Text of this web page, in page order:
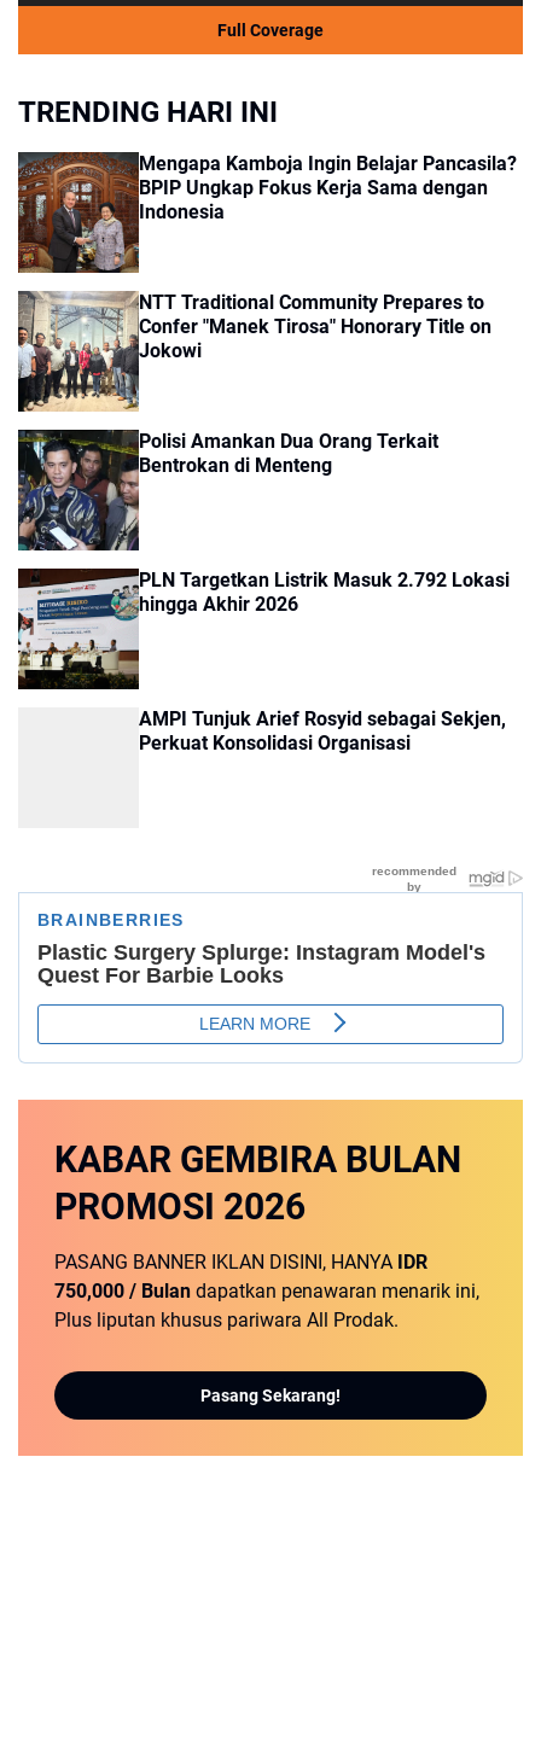
Full Coverage
TRENDING HARI INI
Mengapa Kamboja Ingin Belajar Pancasila?
BPIP Ungkap Fokus Kerja Sama dengan
Indonesia
NTT Traditional Community Prepares to
Confer "Manek Tirosa" Honorary Title on
Jokowi
Polisi Amankan Dua Orang Terkait
Bentrokan di Menteng
PLN Targetkan Listrik Masuk 2.792 Lokasi
hingga Akhir 2026
AMPI Tunjuk Arief Rosyid sebagai Sekjen,
Perkuat Konsolidasi Organisasi
KABAR GEMBIRA BULAN
PROMOSI 2026
PASANG BANNER IKLAN DISINI, HANYA
IDR
750,000 / Bulan dapatkan penawaran menarik ini,
Plus liputan khusus pariwara All Prodak.
Pasang Sekarang!